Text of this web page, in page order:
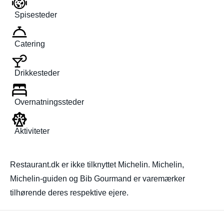
Spisesteder
Catering
Drikkesteder
Overnatningssteder
Aktiviteter
Restaurant.dk er ikke tilknyttet Michelin. Michelin,
Michelin-guiden og Bib Gourmand er varemærker
tilhørende deres respektive ejere.